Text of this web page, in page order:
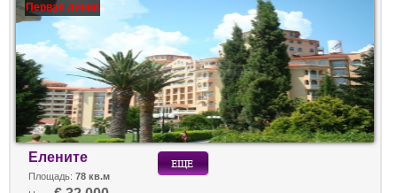
Первая линия
Елените
Площадь: 78 кв.м